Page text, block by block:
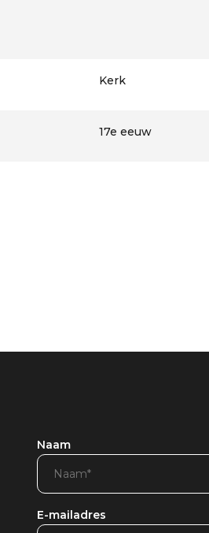
Kerk
17e eeuw
Naam
E-mailadres